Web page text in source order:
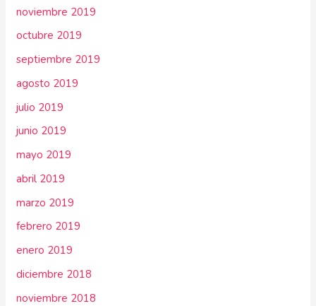
noviembre 2019
octubre 2019
septiembre 2019
agosto 2019
julio 2019
junio 2019
mayo 2019
abril 2019
marzo 2019
febrero 2019
enero 2019
diciembre 2018
noviembre 2018